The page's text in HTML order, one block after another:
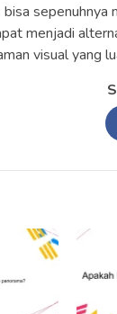
sepenuhnya
menjadi
visual yang